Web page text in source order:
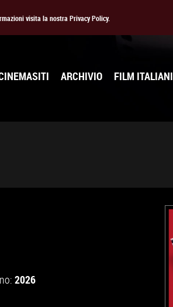
visita la nostra Privacy Policy.
ARCHIVIO FILM ITALIANI
2026